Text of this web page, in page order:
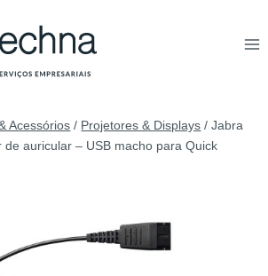
Acessórios / Projetores & Displays / Jabra
de auricular – USB macho para Quick